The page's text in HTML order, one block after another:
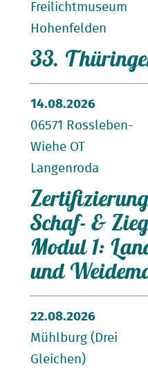
Freilichtmuseum
Hohenfelden
33.
Vorführungen zur
Hütehunde in Aktion
Vielfältige Marktstände
Und natürlich:
Infostand und
Infos unter:
hohenfelden.de
14.08.2026
06571 Rossleben-
Wiehe OT
Langenroda
Schaf- &
Modul 1:
und
Modul 1:
Weidemanagement
22.08.2026
Mühlburg (Drei
Gleichen)